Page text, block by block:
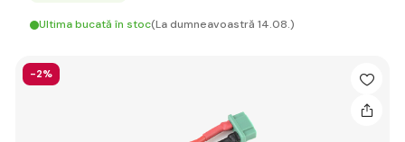
Ultima bucată în stoc(La dumneavoastră 14.08.)
-2%